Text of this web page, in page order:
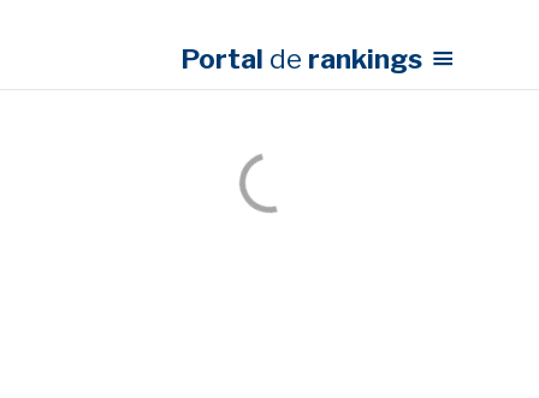
Portal de rankings